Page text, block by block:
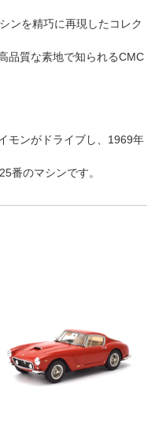
ンを精巧に再現したコレク
品質な素地で知られるCMC
モンがドライブし、1969年
番のマシンです。